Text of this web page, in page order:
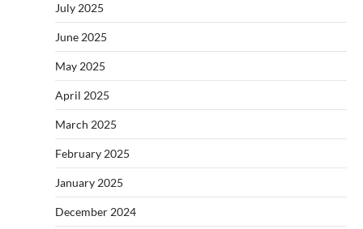
July 2025
June 2025
May 2025
April 2025
March 2025
February 2025
January 2025
December 2024